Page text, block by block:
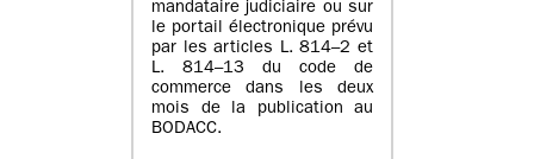
mandataire judiciaire ou sur
le portail électronique prévu
par les articles L. 814–2 et
L. 814–13 du code de
commerce dans les deux
mois de la publication au
BODACC.